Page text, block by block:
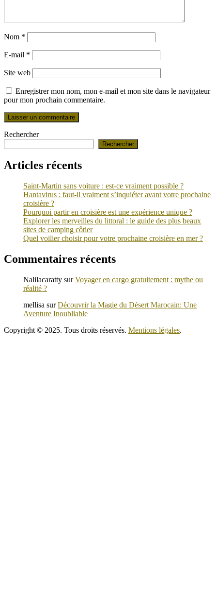
Nom *
E-mail *
Site web
Enregistrer mon nom, mon e-mail et mon site dans le navigateur
pour mon prochain commentaire.
Rechercher
Rechercher
Articles récents
Saint-Martin sans voiture : est-ce vraiment possible ?
Hantavirus : faut-il vraiment s’inquiéter avant votre prochaine
croisière ?
Pourquoi partir en croisière est une expérience unique ?
Explorer les merveilles du littoral : le guide des plus beaux
sites de camping côtier
Quel voilier choisir pour votre prochaine croisière en mer ?
Commentaires récents
Nalilacaratty surVoyager en cargo gratuitement : mythe ou
réalité ?
mellisa surDécouvrir la Magie du Désert Marocain: Une
Aventure Inoubliable
Copyright © 2025. Tous droits réservés. Mentions légales.